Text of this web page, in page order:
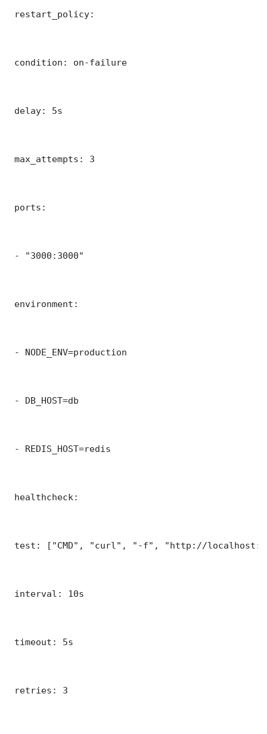
restart_policy:
condition: on-failure
delay: 5s
max_attempts: 3
ports:
- "3000:3000"
environment:
- NODE_ENV=production
- DB_HOST=db
- REDIS_HOST=redis
healthcheck:
test: ["CMD", "curl", "-f", "http://
interval: 10s
timeout: 5s
retries: 3